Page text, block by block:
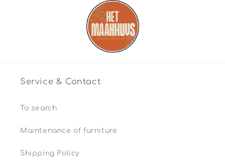
Service & Contact
To search
Maintenance of furniture
Shipping Policy